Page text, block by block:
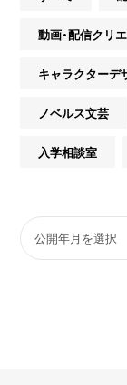
動画・配信クリ
キャラクターデ
ノベルス文芸
入学相談室